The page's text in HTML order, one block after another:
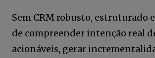
Sem CRM robusto, estruturado
de compreender intenção real
acionáveis, gerar